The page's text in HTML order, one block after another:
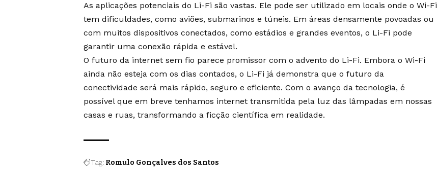
As aplicações potenciais do Li-Fi são vastas. Ele pode ser utilizado em locais onde o Wi-Fi
tem dificuldades, como aviões, submarinos e túneis. Em áreas densamente povoadas ou
com muitos dispositivos conectados, como estádios e grandes eventos, o Li-Fi pode
garantir uma conexão rápida e estável.
O futuro da internet sem fio parece promissor com o advento do Li-Fi. Embora o Wi-Fi
ainda não esteja com os dias contados, o Li-Fi já demonstra que o futuro da
conectividade será mais rápido, seguro e eficiente. Com o avanço da tecnologia, é
possível que em breve tenhamos internet transmitida pela luz das lâmpadas em nossas
casas e ruas, transformando a ficção científica em realidade.
Tag: Romulo Gonçalves dos Santos